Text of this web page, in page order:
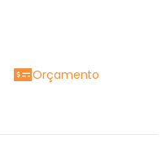
Orçamento